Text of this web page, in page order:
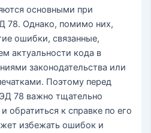
основными при
78. Однако, помимо них,
ошибки, связанные,
актуальности кода в
законодательства или
Поэтому перед
78 важно тщательно
обратиться к справке по его
избежать ошибок и